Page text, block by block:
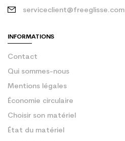
serviceclient@freeglisse.com
INFORMATIONS
Contact
Qui sommes-nous
Mentions légales
Économie circulaire
Choisir son matériel
État du matériel